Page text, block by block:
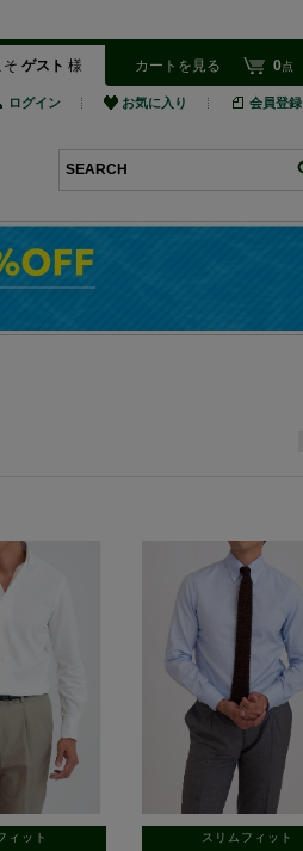
そ ゲスト 様 カートを見る 0点
ログイン お気に入り 会員登録
ィット スリムフィット